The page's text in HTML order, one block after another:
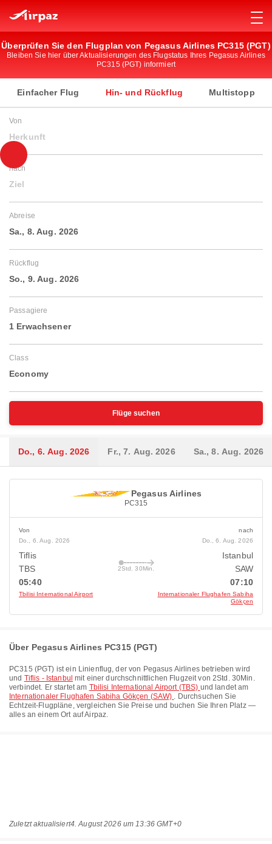
Überprüfen Sie den Flugplan von Pegasus Airlines PC315 (PGT)
Bleiben Sie hier über Aktualisierungen des Flugstatus Ihres Pegasus Airlines
PC315 (PGT) informiert
Einfacher Flug Hin- und Rückflug Multistopp
Von
Herkunft
nach
Ziel
Abreise
Sa., 8. Aug. 2026
Rückflug
So., 9. Aug. 2026
Passagiere
1 Erwachsener
Class
Economy
Flüge suchen
Do., 6. Aug. 2026 Fr., 7. Aug. 2026 Sa., 8. Aug. 2026
Pegasus Airlines
PC315
Von
Do., 6. Aug. 2026
Tiflis
TBS
05:40
Tbilisi International Airport
2Std. 30Min.
nach
Do., 6. Aug. 2026
Istanbul
SAW
07:10
Internationaler Flughafen Sabiha
Gökçen
Über Pegasus Airlines PC315 (PGT)
PC315 (PGT) ist ein Linienflug, der von Pegasus Airlinesbetrieben wird
und Tiflis - Istanbul mit einer durchschnittlichen Flugzeit von 2Std. 30Min.
verbindet. Er startet am Tbilisi International Airport (TBS) und landet am
Internationaler Flughafen Sabiha Gökçen (SAW) . Durchsuchen Sie
Echtzeit-Flugpläne, vergleichen Sie Preise und buchen Sie Ihren Platz —
alles an einem Ort auf Airpaz.
Zuletzt aktualisiert4. August 2026 um 13:36 GMT+0